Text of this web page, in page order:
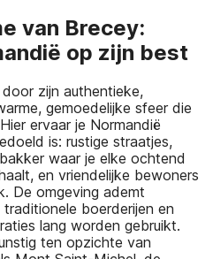
van Brecey:
op zijn best
zijn authentieke,
gemoedelijke sfeer die
ervaar je Normandië
is: rustige straatjes,
waar je elke ochtend
en vriendelijke bewoners
De omgeving ademt
boerderijen en
lang worden gebruikt.
ten opzichte van